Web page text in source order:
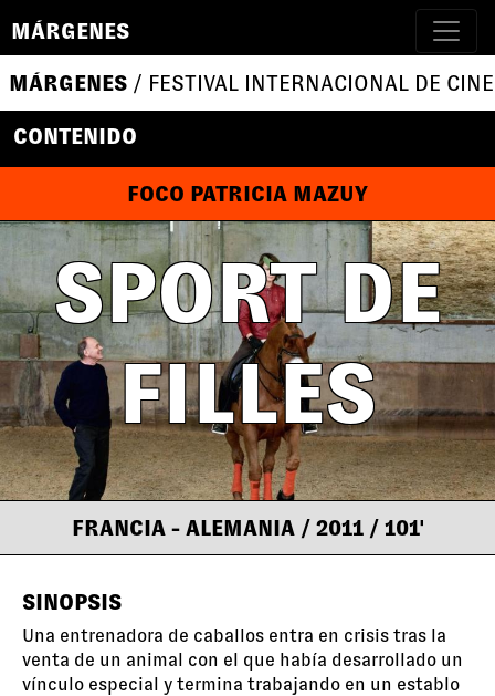
MÁRGENES
MÁRGENES / FESTIVAL INTERNACIONAL DE
CONTENIDO
FOCO PATRICIA MAZUY
SPORT DE
FILLES
FRANCIA - ALEMANIA / 2011 / 101'
SINOPSIS
Una entrenadora de caballos entra en crisis tras la
venta de un animal con el que había desarrollado un
vínculo especial y termina trabajando en un establo